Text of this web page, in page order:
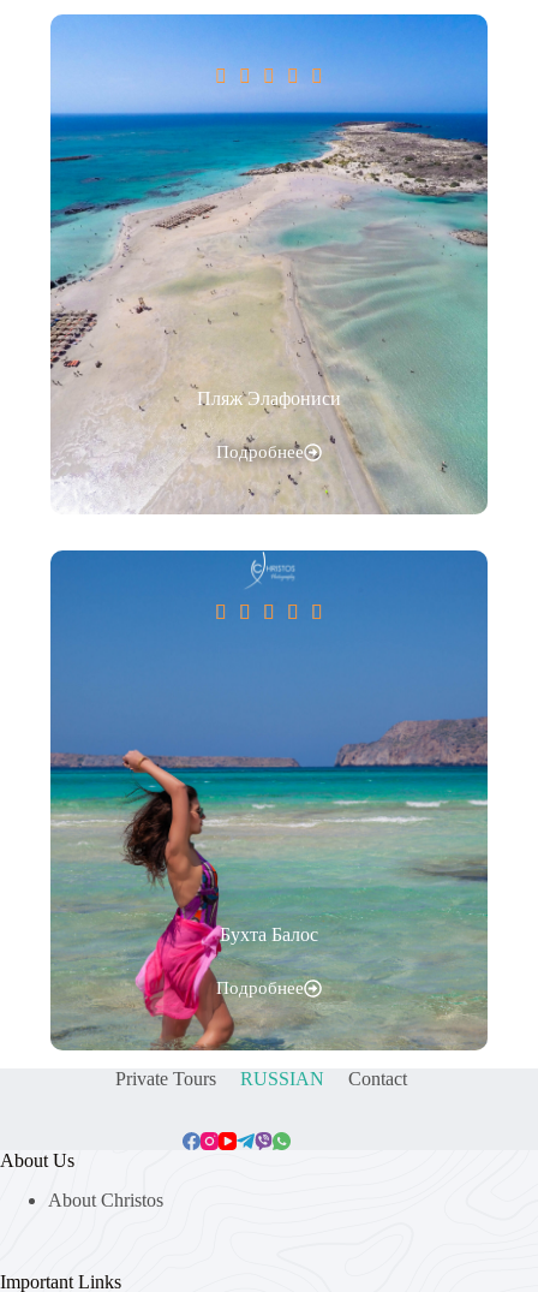
    
Пляж Элафониси
Подробнее
    
Бухта Балос
Подробнее
Private Tours RUSSIAN Contact
About Us
About Christos
Important Links